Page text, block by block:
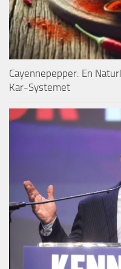
Cayennepepper: En
Kar-Systemet